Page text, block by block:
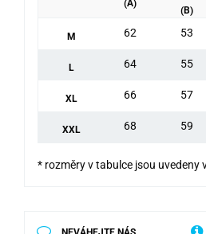
(A)
(B)
M 62 53
L 64 55
XL 66 57
XXL 68 59
* rozměry v tabulce jsou uvedeny